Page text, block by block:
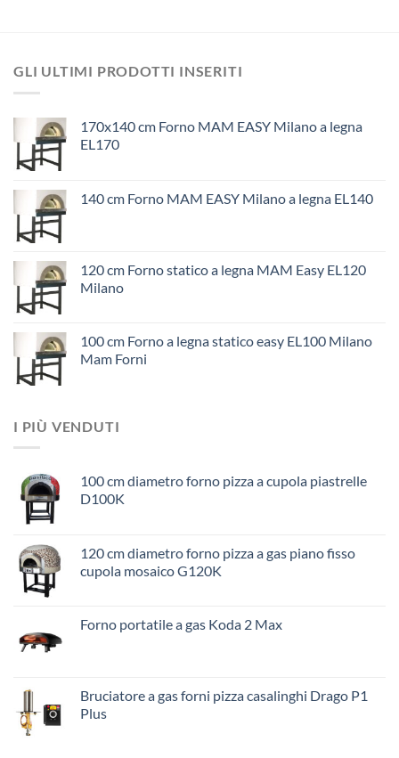
GLI ULTIMI PRODOTTI INSERITI
170x140 cm Forno MAM EASY Milano a legna
EL170
140 cm Forno MAM EASY Milano a legna EL140
120 cm Forno statico a legna MAM Easy EL120
Milano
100 cm Forno a legna statico easy EL100 Milano
Mam Forni
I PIÙ VENDUTI
100 cm diametro forno pizza a cupola piastrelle
D100K
120 cm diametro forno pizza a gas piano fisso
cupola mosaico G120K
Forno portatile a gas Koda 2 Max
Bruciatore a gas forni pizza casalinghi Drago P1
Plus